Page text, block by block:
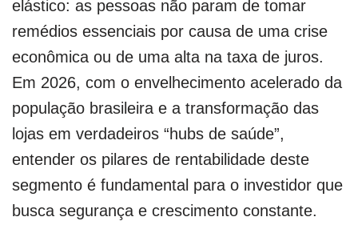
elástico: as pessoas não param de tomar
remédios essenciais por causa de uma crise
econômica ou de uma alta na taxa de juros.
Em 2026, com o envelhecimento acelerado da
população brasileira e a transformação das
lojas em verdadeiros “hubs de saúde”,
entender os pilares de rentabilidade deste
segmento é fundamental para o investidor que
busca segurança e crescimento constante.